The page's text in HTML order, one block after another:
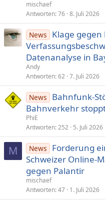
mischaef
Antworten 76 8. Juli 2026
News
Klage
Datenanalyse in
Andy
Antworten 62 7. Juli 2026
News
Bahnfunk-
Bahnverkehr
PhiE
Antworten 252 5. Juli 2026
M News
Forderung
Schweizer Online-
gegen Palantir
mischaef
Antworten 47 1. Juli 2026